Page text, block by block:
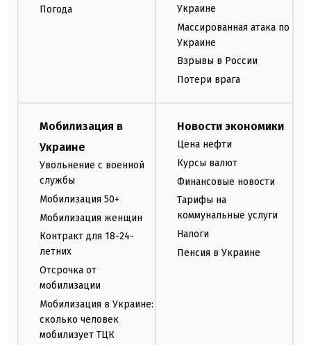
Погода
Украине
Массированная атака по
Украине
Взрывы в России
Потери врага
Мобилизация в
Украине
Увольнение с военной
службы
Мобилизация 50+
Мобилизация женщин
Контракт для 18-24-
летних
Отсрочка от
мобилизации
Мобилизация в Украине:
сколько человек
мобилизует ТЦК
Новости экономики
Цена нефти
Курсы валют
Финансовые новости
Тарифы на
коммунальные услуги
Налоги
Пенсия в Украине